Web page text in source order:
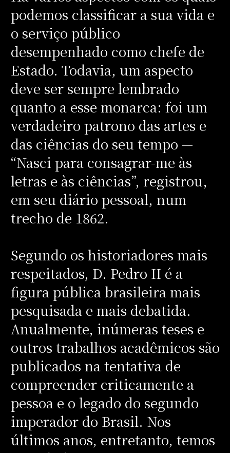
podemos classificar a sua vida e
o serviço público
desempenhado como chefe de
Estado. Todavia, um aspecto
deve ser sempre lembrado
quanto a esse monarca: foi um
verdadeiro patrono das artes e
das ciências do seu tempo —
“Nasci para consagrar-me às
letras e às ciências”, registrou,
em seu diário pessoal, num
trecho de 1862.
Segundo os historiadores mais
respeitados, D. Pedro II é a
figura pública brasileira mais
pesquisada e mais debatida.
Anualmente, inúmeras teses e
outros trabalhos acadêmicos são
publicados na tentativa de
compreender criticamente a
pessoa e o legado do segundo
imperador do Brasil. Nos
últimos anos, entretanto, temos